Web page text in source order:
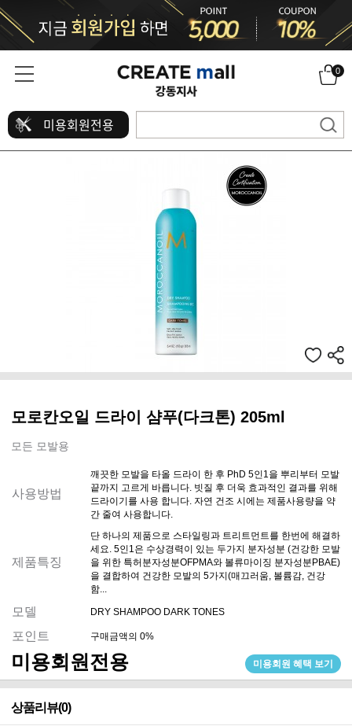
0
미용회원전용
모로칸오일 드라이 샴푸(다크톤) 205ml
모든 모발용
사용방법
깨끗한 모발을 타올 드라이 한 후 PhD 5인1을 뿌리부터 모발
끝까지 고르게 바릅니다. 빗질 후 더욱 효과적인 결과를 위해
드라이기를 사용 합니다. 자연 건조 시에는 제품사용량을 약
간 줄여 사용합니다.
제품특징
단 하나의 제품으로 스타일링과 트리트먼트를 한번에 해결하
세요. 5인1은 수상경력이 있는 두가지 분자성분 (건강한 모발
을 위한 특허분자성분OFPMA와 볼류마이징 분자성분PBAE)
을 결합하여 건강한 모발의 5가지(매끄러움, 볼륨감, 건강
함...
모델 DRY SHAMPOO DARK TONES
포인트 구매금액의 0%
미용회원전용 미용회원 혜택 보기
상품리뷰(0)